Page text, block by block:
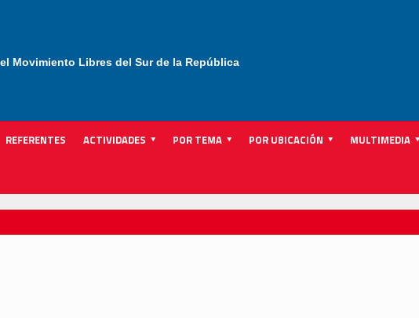
Movimiento Libres del Sur de la República
REFERENTES ACTIVIDADES POR TEMA POR UBICACIÓN MULTIMEDIA